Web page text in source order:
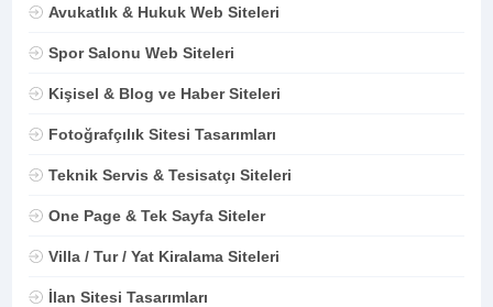
Avukatlık & Hukuk Web Siteleri
Spor Salonu Web Siteleri
Kişisel & Blog ve Haber Siteleri
Fotoğrafçılık Sitesi Tasarımları
Teknik Servis & Tesisatçı Siteleri
One Page & Tek Sayfa Siteler
Villa / Tur / Yat Kiralama Siteleri
İlan Sitesi Tasarımları